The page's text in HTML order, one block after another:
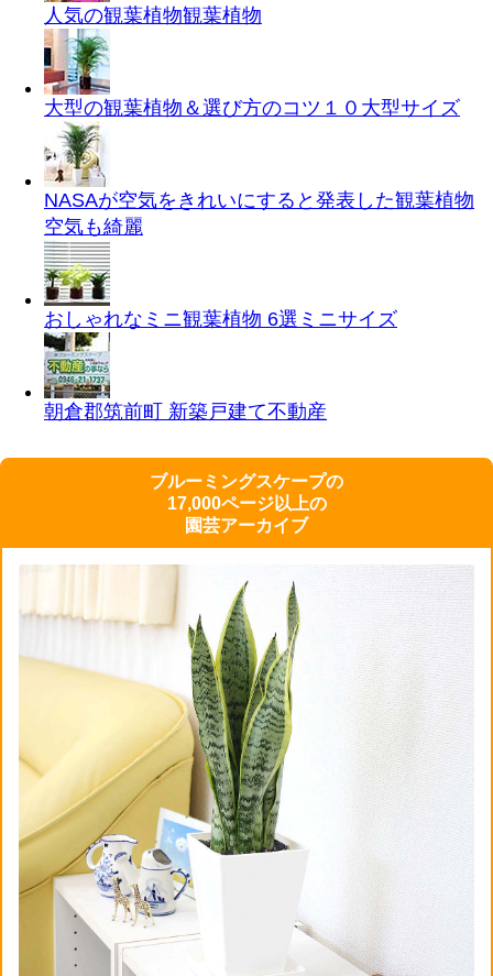
人気の観葉植物観葉植物
大型の観葉植物＆選び方のコツ１０ 大型サイズ
NASAが空気をきれいにすると発表した観葉植物
空気も綺麗
おしゃれなミニ観葉植物 6選 ミニサイズ
朝倉郡筑前町 新築戸建て不動産
ブルーミングスケープの
17,000ページ以上の
園芸アーカイブ